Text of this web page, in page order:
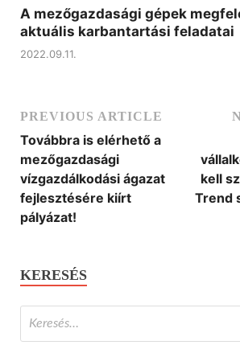
A mezőgazdasági gépek
aktuális karbantartási feladatai
2022.09.11.
PREVIOUS ARTICLE
Továbbra is elérhető a
mezőgazdasági
vízgazdálkodási ágazat
fejlesztésére kiírt
pályázat!
kell
Trend
KERESÉS